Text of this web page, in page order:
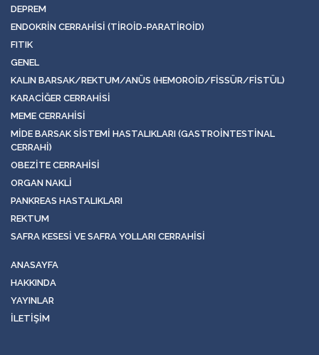
DEPREM
ENDOKRIN CERRAHISI (TIROID-PARATIROID)
FITIK
GENEL
KALIN BARSAK/REKTUM/ANÜS (HEMOROID/FISSÜR/FISTÜL)
KARACIĞER CERRAHISI
MEME CERRAHISI
MIDE BARSAK SISTEMI HASTALIKLARI (GASTROINTESTINAL
CERRAHI)
OBEZITE CERRAHISI
ORGAN NAKLI
PANKREAS HASTALIKLARI
REKTUM
SAFRA KESESI VE SAFRA YOLLARI CERRAHISI
ANASAYFA
HAKKINDA
YAYINLAR
İLETIŞIM